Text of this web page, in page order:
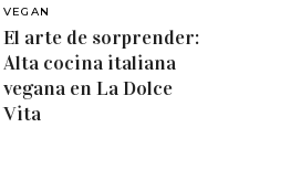
VEGAN
El arte de sorprender:
Alta cocina italiana
vegana en La Dolce
Vita